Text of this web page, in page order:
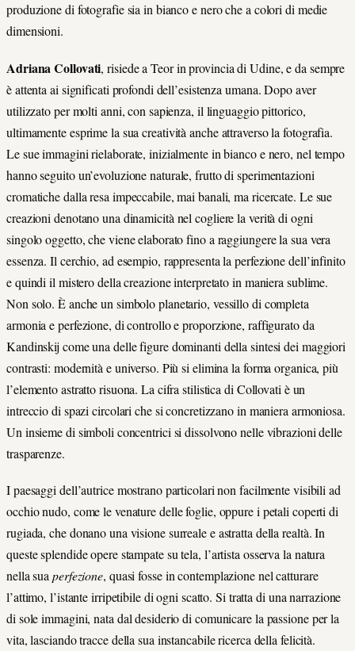
produzione di fotografie sia in bianco e nero che a colori di medie
dimensioni.
Adriana Collovati, risiede a Teor in provincia di Udine, e da sempre
è attenta ai significati profondi dell’esistenza umana. Dopo aver
utilizzato per molti anni, con sapienza, il linguaggio pittorico,
ultimamente esprime la sua creatività anche attraverso la fotografia.
Le sue immagini rielaborate, inizialmente in bianco e nero, nel tempo
hanno seguito un’evoluzione naturale, frutto di sperimentazioni
cromatiche dalla resa impeccabile, mai banali, ma ricercate. Le sue
creazioni denotano una dinamicità nel cogliere la verità di ogni
singolo oggetto, che viene elaborato fino a raggiungere la sua vera
essenza. Il cerchio, ad esempio, rappresenta la perfezione dell’infinito
e quindi il mistero della creazione interpretato in maniera sublime.
Non solo. È anche un simbolo planetario, vessillo di completa
armonia e perfezione, di controllo e proporzione, raffigurato da
Kandinskij come una delle figure dominanti della sintesi dei maggiori
contrasti: modernità e universo. Più si elimina la forma organica, più
l’elemento astratto risuona. La cifra stilistica di Collovati è un
intreccio di spazi circolari che si concretizzano in maniera armoniosa.
Un insieme di simboli concentrici si dissolvono nelle vibrazioni delle
trasparenze.
I paesaggi dell’autrice mostrano particolari non facilmente visibili ad
occhio nudo, come le venature delle foglie, oppure i petali coperti di
rugiada, che donano una visione surreale e astratta della realtà. In
queste splendide opere stampate su tela, l’artista osserva la natura
nella suaperfezione, quasi fosse in contemplazione nel catturare
l’attimo, l’istante irripetibile di ogni scatto. Si tratta di una narrazione
di sole immagini, nata dal desiderio di comunicare la passione per la
vita, lasciando tracce della sua instancabile ricerca della felicità.